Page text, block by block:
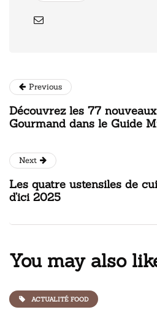
Previous
Découvrez les 77
Gourmand dans le Guide
Next
Les quatre ustensiles de
d’ici 2025
You may also
ACTUALITÉ FOOD